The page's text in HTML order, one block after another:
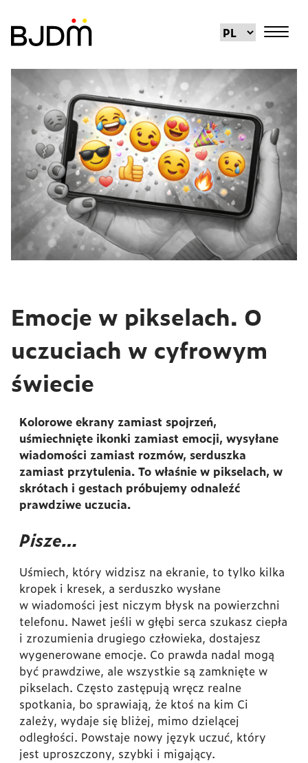
Emocje w pikselach. O
uczuciach w cyfrowym
świecie
Kolorowe ekrany zamiast spojrzeń,
uśmiechnięte ikonki zamiast emocji, wysyłane
wiadomości zamiast rozmów, serduszka
zamiast przytulenia. To właśnie w pikselach, w
skrótach i gestach próbujemy odnaleźć
prawdziwe uczucia.
Pisze…
Uśmiech, który widzisz na ekranie, to tylko kilka
kropek i kresek, a serduszko wysłane
w wiadomości jest niczym błysk na powierzchni
telefonu. Nawet jeśli w głębi serca szukasz ciepła
i zrozumienia drugiego człowieka, dostajesz
wygenerowane emocje. Co prawda nadal mogą
być prawdziwe, ale wszystkie są zamknięte w
pikselach. Często zastępują wręcz realne
spotkania, bo sprawiają, że ktoś na kim Ci
zależy, wydaje się bliżej, mimo dzielącej
odległości. Powstaje nowy język uczuć, który
jest uproszczony, szybki i migający.